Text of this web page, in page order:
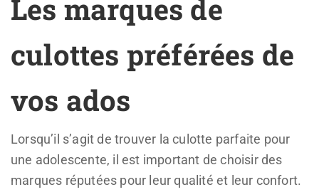
Les marques de
culottes préférées de
vos ados
Lorsqu’il s’agit de trouver la culotte parfaite pour
une adolescente, il est important de choisir des
marques réputées pour leur qualité et leur confort.